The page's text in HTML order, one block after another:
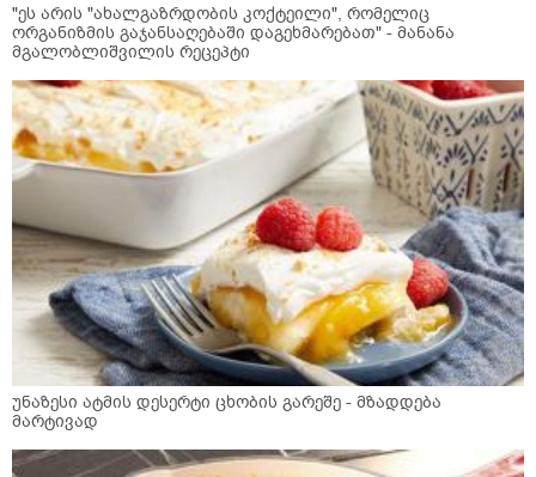
"ეს არის "ახალგაზრდობის კოქტეილი", რომელიც
ორგანიზმის გაჯანსაღებაში დაგეხმარებათ" - მანანა
მგალობლიშვილის რეცეპტი
უნაზესი ატმის დესერტი ცხობის გარეშე - მზადდება
მარტივად